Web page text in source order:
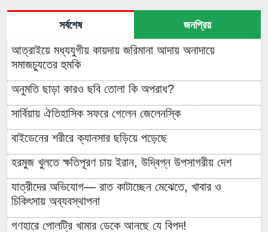
সর্বশেষ জনপ্রিয়
আত্রাইয়ে মধ্যযুগীয় কায়দায় জরিমানা আদায় অনাদায়ে
সমাজচ্যুতের হুমকি
অনুমতি ছাড়া কারও ছবি তোলা কি অপরাধ?
সার্বিয়ায় ঐতিহাসিক সফরে গেলেন জেলেনস্কি
বাইডেনের শরীরে ক্যানসার ছড়িয়ে পড়েছে
হরমুজ খুলতে ক্ষতিপূরণ চায় ইরান, উদ্বিগ্ন উপসাগরীয় দেশ
যাত্রীদের অভিযোগ— রাত কাটাচ্ছেন মেঝেতে, খাবার ও
চিকিৎসায় অব্যবস্থাপনা
গণহারে পোলট্রি খামার ডেকে আনছে যে বিপদ!